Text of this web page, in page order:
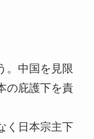
。中国を見限
の庇護下を責
く日本宗主下